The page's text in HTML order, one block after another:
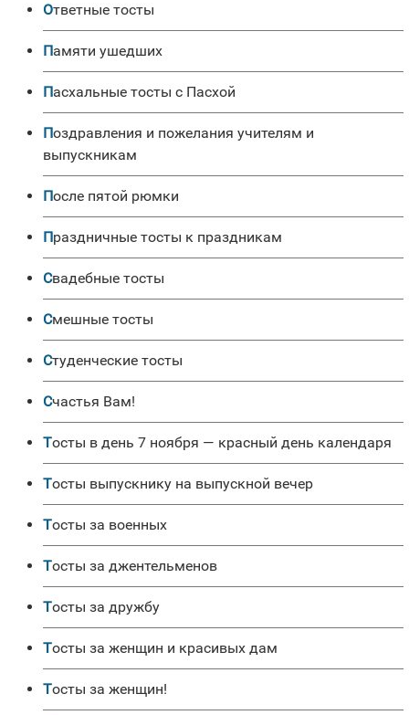
Ответные тосты
Памяти ушедших
Пасхальные тосты с Пасхой
Поздравления и пожелания учителям и
выпускникам
После пятой рюмки
Праздничные тосты к праздникам
Свадебные тосты
Смешные тосты
Студенческие тосты
Счастья Вам!
Тосты в день 7 ноября — красный день календаря
Тосты выпускнику на выпускной вечер
Тосты за военных
Тосты за джентельменов
Тосты за дружбу
Тосты за женщин и красивых дам
Тосты за женщин!